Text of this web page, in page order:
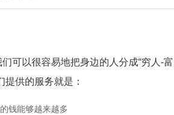
可以很容易地把身边的人分成“穷人-富
提供的服务就是：
钱能够越来越多